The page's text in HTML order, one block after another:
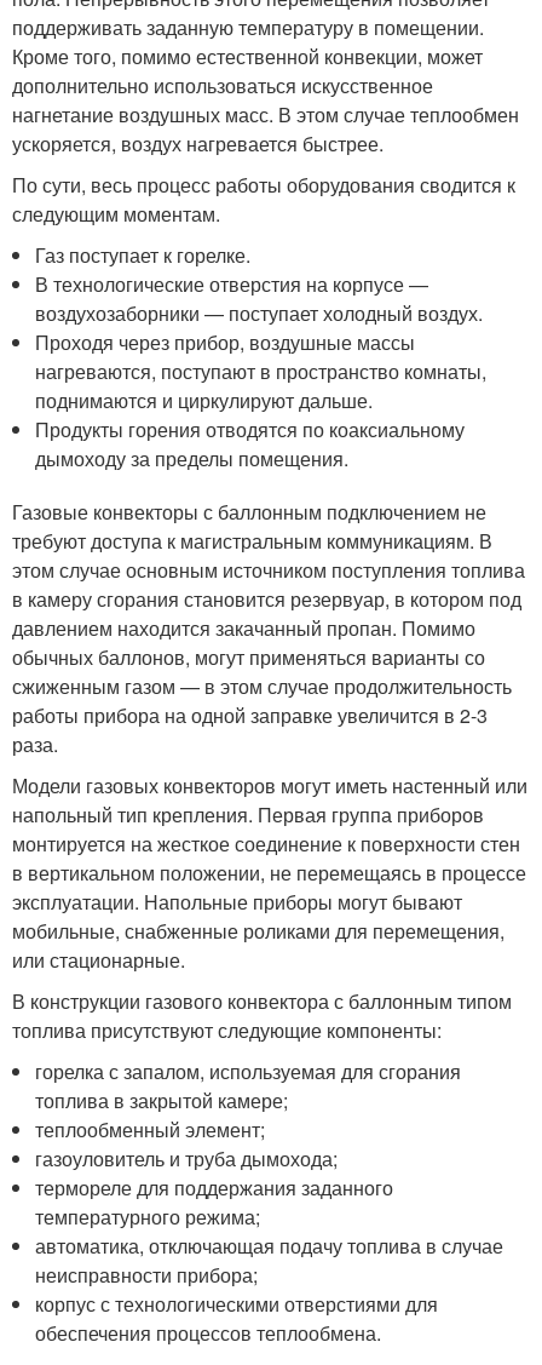
поддерживать заданную температуру в помещении.
Кроме того, помимо естественной конвекции, может
дополнительно использоваться искусственное
нагнетание воздушных масс. В этом случае теплообмен
ускоряется, воздух нагревается быстрее.
По сути, весь процесс работы оборудования сводится к
следующим моментам.
Газ поступает к горелке.
В технологические отверстия на корпусе —
воздухозаборники — поступает холодный воздух.
Проходя через прибор, воздушные массы
нагреваются, поступают в пространство комнаты,
поднимаются и циркулируют дальше.
Продукты горения отводятся по коаксиальному
дымоходу за пределы помещения.
Газовые конвекторы с баллонным подключением не
требуют доступа к магистральным коммуникациям. В
этом случае основным источником поступления топлива
в камеру сгорания становится резервуар, в котором под
давлением находится закачанный пропан. Помимо
обычных баллонов, могут применяться варианты со
сжиженным газом — в этом случае продолжительность
работы прибора на одной заправке увеличится в 2-3
раза.
Модели газовых конвекторов могут иметь настенный или
напольный тип крепления. Первая группа приборов
монтируется на жесткое соединение к поверхности стен
в вертикальном положении, не перемещаясь в процессе
эксплуатации. Напольные приборы могут бывают
мобильные, снабженные роликами для перемещения,
или стационарные.
В конструкции газового конвектора с баллонным типом
топлива присутствуют следующие компоненты:
горелка с запалом, используемая для сгорания
топлива в закрытой камере;
теплообменный элемент;
газоуловитель и труба дымохода;
термореле для поддержания заданного
температурного режима;
автоматика, отключающая подачу топлива в случае
неисправности прибора;
корпус с технологическими отверстиями для
обеспечения процессов теплообмена.